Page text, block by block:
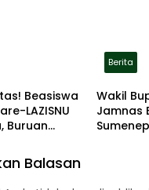
Beasiswa
LAZISNU
Buruan
Berita
Wakil
Jamnas
Balasan